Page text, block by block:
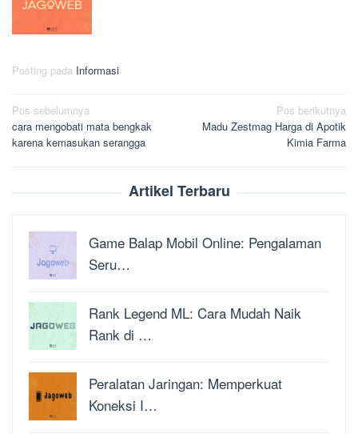
Posting pada Informasi
Navigasi
pos
Pos sebelumnya
cara mengobati mata bengkak
karena kemasukan serangga
Pos berikutnya
Madu Zestmag Harga di Apotik
Kimia Farma
Artikel Terbaru
Game Balap Mobil Online: Pengalaman
Seru…
Rank Legend ML: Cara Mudah Naik
Rank di …
Peralatan Jaringan: Memperkuat
Koneksi I…